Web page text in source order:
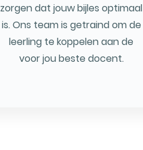
zorgen dat jouw bijles optimaal
is. Ons team is getraind om de
leerling te koppelen aan de
voor jou beste docent.